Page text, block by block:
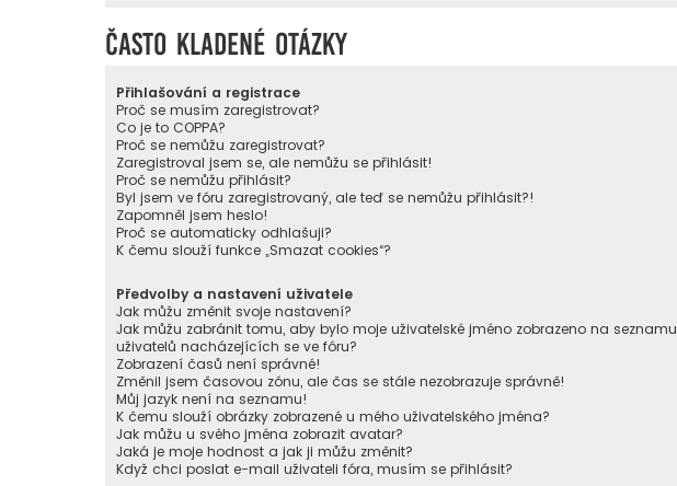
Často kladené otázky
Přihlašování a registrace
Proč se musím zaregistrovat?
Co je to COPPA?
Proč se nemůžu zaregistrovat?
Zaregistroval jsem se, ale nemůžu se přihlásit!
Proč se nemůžu přihlásit?
Byl jsem ve fóru zaregistrovaný, ale teď se nemůžu přihlásit?!
Zapomněl jsem heslo!
Proč se automaticky odhlašuji?
K čemu slouží funkce „Smazat cookies“?
Předvolby a nastavení uživatele
Jak můžu změnit svoje nastavení?
Jak můžu zabránit tomu, aby bylo moje uživatelské jméno zobrazeno na seznamu
uživatelů nacházejících se ve fóru?
Zobrazení časů není správné!
Změnil jsem časovou zónu, ale čas se stále nezobrazuje správně!
Můj jazyk není na seznamu!
K čemu slouží obrázky zobrazené u mého uživatelského jména?
Jak můžu u svého jména zobrazit avatar?
Jaká je moje hodnost a jak ji můžu změnit?
Když chci poslat e-mail uživateli fóra, musím se přihlásit?